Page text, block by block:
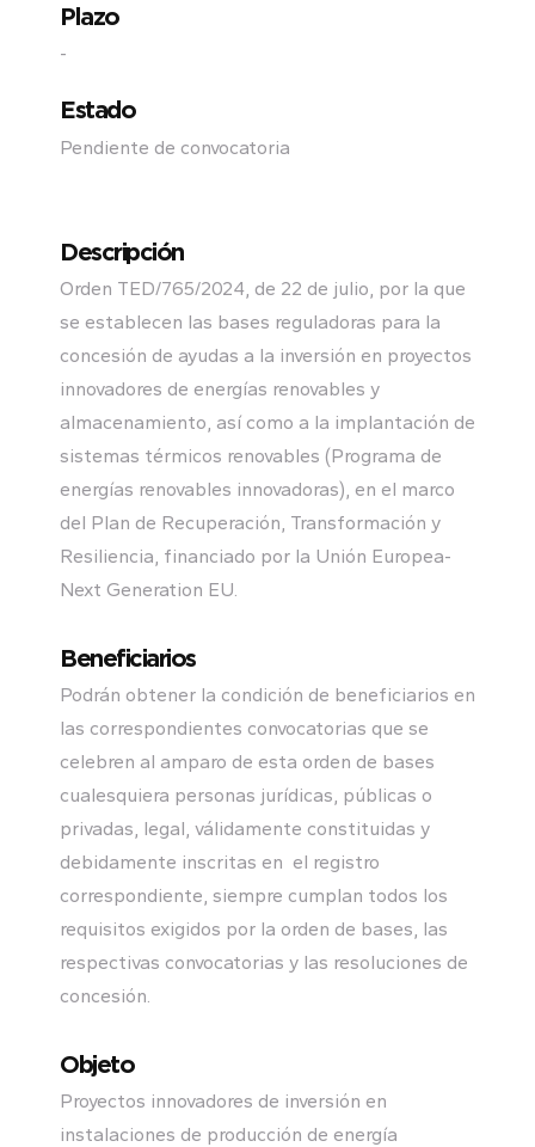
Plazo
-
Estado
Pendiente de convocatoria
Descripción
Orden TED/765/2024, de 22 de julio, por la que
se establecen las bases reguladoras para la
concesión de ayudas a la inversión en proyectos
innovadores de energías renovables y
almacenamiento, así como a la implantación de
sistemas térmicos renovables (Programa de
energías renovables innovadoras), en el marco
del Plan de Recuperación, Transformación y
Resiliencia, financiado por la Unión Europea-
Next Generation EU.
Beneficiarios
Podrán obtener la condición de beneficiarios en
las correspondientes convocatorias que se
celebren al amparo de esta orden de bases
cualesquiera personas jurídicas, públicas o
privadas, legal, válidamente constituidas y
debidamente inscritas en el registro
correspondiente, siempre cumplan todos los
requisitos exigidos por la orden de bases, las
respectivas convocatorias y las resoluciones de
concesión.
Objeto
Proyectos innovadores de inversión en
instalaciones de producción de energía